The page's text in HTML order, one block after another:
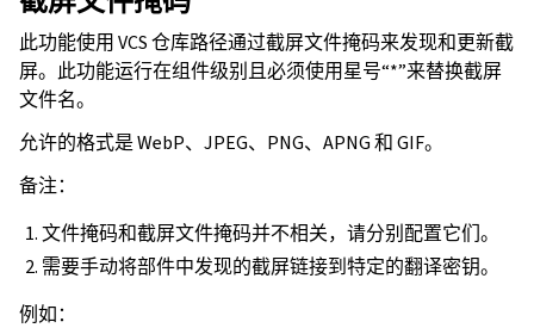
此功能使用 VCS 仓库路径通过截屏文件掩码来发现和更新截
屏。此功能运行在组件级别且必须使用星号“*”来替换截屏
文件名。
允许的格式是 WebP、JPEG、PNG、APNG 和 GIF。
备注：
文件掩码和截屏文件掩码并不相关，请分别配置它们。
需要手动将部件中发现的截屏链接到特定的翻译密钥。
例如：